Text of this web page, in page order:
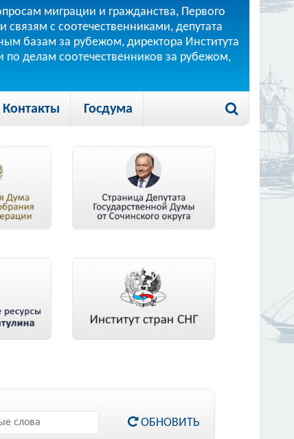
миграции и гражданства, Первого
с соотечественниками, депутата
базам за рубежом, директора Института
по делам соотечественников за рубежом,
Контакты Госдума
ОБНОВИТЬ